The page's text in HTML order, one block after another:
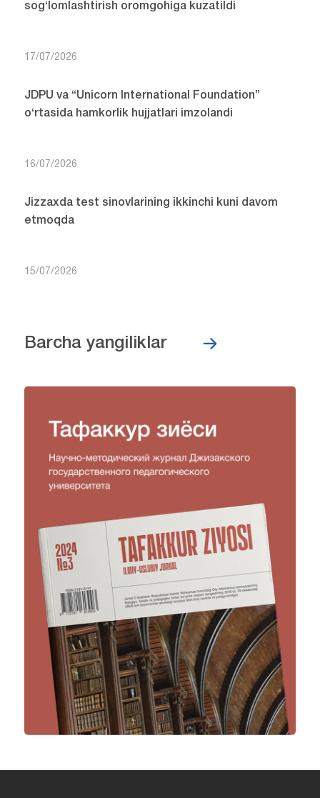
sog‘lomlashtirish oromgohiga kuzatildi
17/07/2026
JDPU va “Unicorn International Foundation”
o‘rtasida hamkorlik hujjatlari imzolandi
16/07/2026
Jizzaxda test sinovlarining ikkinchi kuni davom
etmoqda
15/07/2026
Barcha yangiliklar